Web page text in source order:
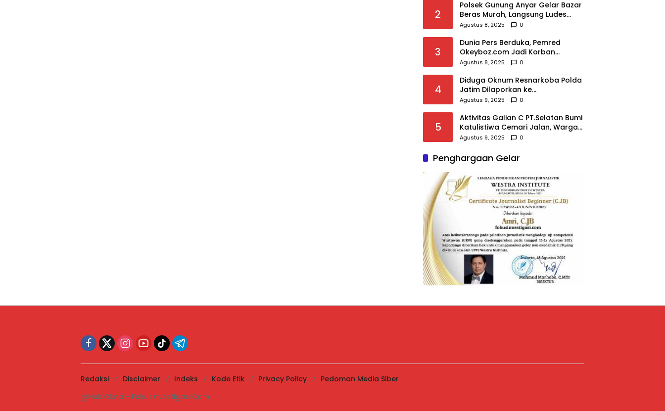
2
Polsek Gunung Anyar Gelar Bazar
Beras Murah, Langsung Ludes
Diserbu Warga
Agustus 8, 2025 0
3
Dunia Pers Berduka, Pemred
Okeyboz.com Jadi Korban
Pembunuhan Brutal
Agustus 8, 2025 0
4
Diduga Oknum Resnarkoba Polda
Jatim Dilaporkan ke
Propam,Terkait Modus
Agustus 9, 2025 0
5
Aktivitas Galian C PT.Selatan Bumi
Katulistiwa Cemari Jalan, Warga
Resah
Agustus 9, 2025 0
Penghargaan Gelar
Redaksi Disclaimer Indeks Kode Etik Privacy Policy
Pedoman Media Siber
@Hak Cipta - Fokusinvestigasi.Com